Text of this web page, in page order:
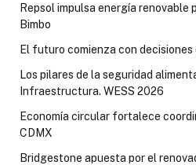
Repsol impulsa energía renovable
Bimbo
El futuro comienza con
Los pilares de la seguridad
Infraestructura. WESS 2026
Economía circular fortalece
CDMX
Bridgestone apuesta por el